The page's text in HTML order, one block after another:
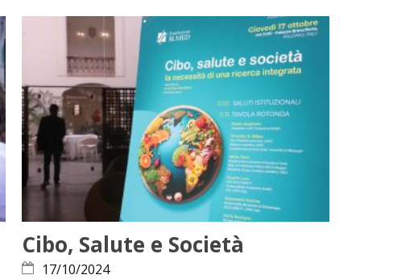
Cibo, Salute e Società
17/10/2024